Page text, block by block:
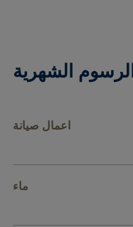
الرسوم الشهرية
اعمال صيانة
ماء